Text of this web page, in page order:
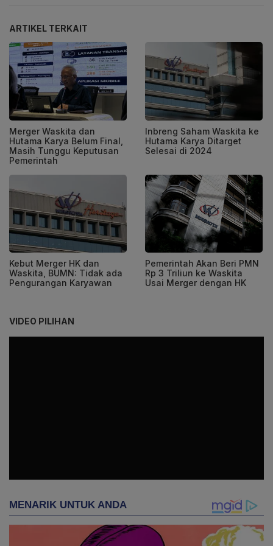
ARTIKEL TERKAIT
Merger Waskita dan
Hutama Karya Belum Final,
Masih Tunggu Keputusan
Pemerintah
Inbreng Saham Waskita ke
Hutama Karya Ditarget
Selesai di 2024
Kebut Merger HK dan
Waskita, BUMN: Tidak ada
Pengurangan Karyawan
Pemerintah Akan Beri PMN
Rp 3 Triliun ke Waskita
Usai Merger dengan HK
VIDEO PILIHAN